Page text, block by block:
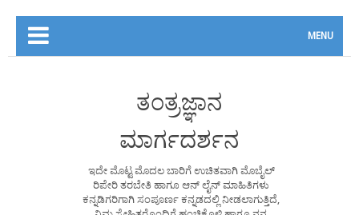
MENU
ತಂತ್ರಜ್ಞಾನ
ಮಾರ್ಗದರ್ಶನ
ಇದೇ ಮೊಟ್ಟ ಮೊದಲ ಬಾರಿಗೆ ಉಚಿತವಾಗಿ ಮೊಬೈಲ್
ರಿಪೇರಿ ತರಬೇತಿ ಹಾಗೂ ಆನ್ ಲೈನ್ ಮಾಹಿತಿಗಳು
ಕನ್ನಡಿಗರಿಗಾಗಿ ಸಂಪೂರ್ಣ ಕನ್ನಡದಲ್ಲಿ ನೀಡಲಾಗುತ್ತಿದೆ,